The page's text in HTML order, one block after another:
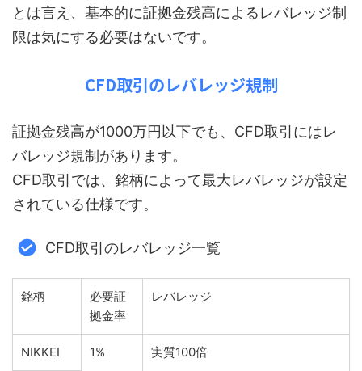
とは言え、基本的に証拠金残高によるレバレッジ制
限は気にする必要はないです。
CFD取引のレバレッジ規制
証拠金残高が1000万円以下でも、CFD取引にはレ
バレッジ規制があります。
CFD取引では、銘柄によって最大レバレッジが設定
されている仕様です。
CFD取引のレバレッジ一覧
銘柄
必要証
拠金率
レバレッジ
NIKKEI 1% 実質100倍